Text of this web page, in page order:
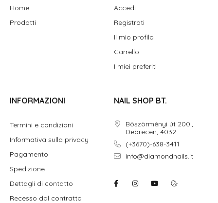
Home
Prodotti
Accedi
Registrati
Il mio profilo
Carrello
I miei preferiti
INFORMAZIONI
Termini e condizioni
Informativa sulla privacy
Pagamento
Spedizione
Dettagli di contatto
Recesso dal contratto
NAIL SHOP BT.
Böszörményi út 200.,
Debrecen, 4032
(+3670)-638-3411
info@diamondnails.it